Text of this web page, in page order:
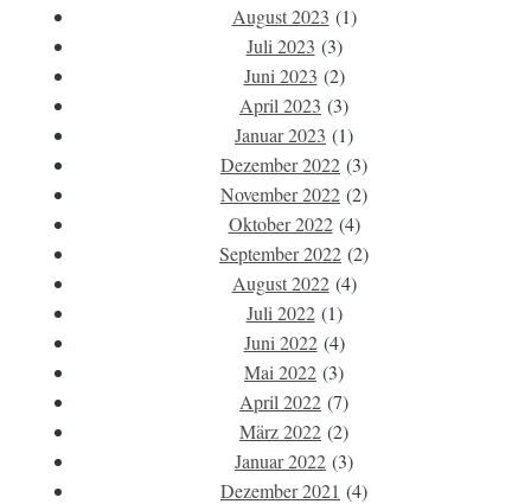
August 2023 (1)
Juli 2023 (3)
Juni 2023 (2)
April 2023 (3)
Januar 2023 (1)
Dezember 2022 (3)
November 2022 (2)
Oktober 2022(4)
September 2022 (2)
August 2022(4)
Juli 2022(1)
Juni 2022(4)
Mai 2022 (3)
April 2022 (7)
März 2022 (2)
Januar 2022 (3)
Dezember 2021 (4)